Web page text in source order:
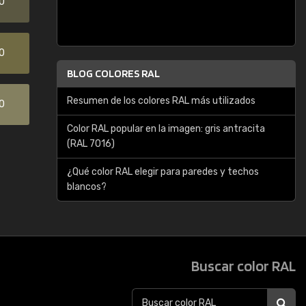
BLOG COLORES RAL
Resumen de los colores RAL más utilizados
Color RAL popular en la imagen: gris antracita
(RAL 7016)
¿Qué color RAL elegir para paredes y techos
blancos?
Buscar color RAL